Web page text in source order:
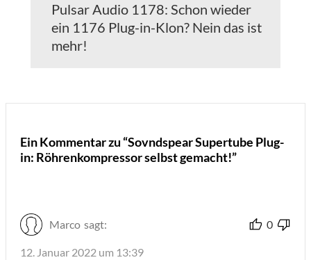
Pulsar Audio 1178: Schon wieder
ein 1176 Plug-in-Klon? Nein das ist
mehr!
Ein Kommentar zu “Sovndspear Supertube Plug-
in: Röhrenkompressor selbst gemacht!”
Marco sagt: 0
12. Januar 2022 um 13:39